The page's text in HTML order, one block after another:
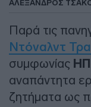
ΑΛΈΞΑΝΔΡΟΣ
Παρά τις
Ντόναλντ
συμφωνίας
αναπάντητα
ζητήματα ως